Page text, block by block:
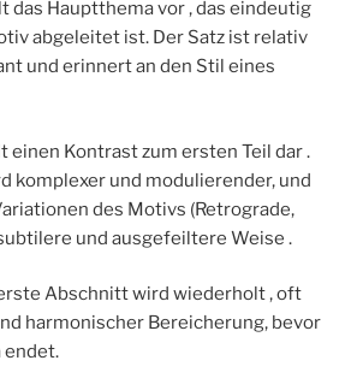
das Hauptthema vor , das eindeutig
abgeleitet ist. Der Satz ist relativ
und erinnert an den Stil eines
einen Kontrast zum ersten Teil dar .
komplexer und modulierender, und
des Motivs (Retrograde,
und ausgefeiltere Weise .
Abschnitt wird wiederholt , oft
harmonischer Bereicherung, bevor
endet.